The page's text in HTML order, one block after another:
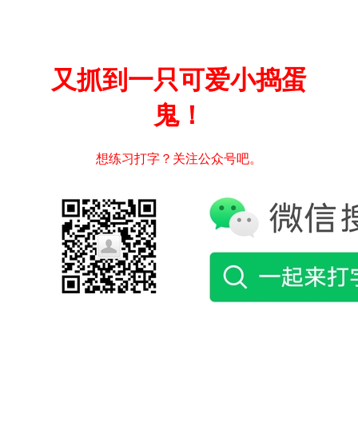
又抓到一只可爱小捣蛋
鬼！
想练习打字？关注公众号吧。